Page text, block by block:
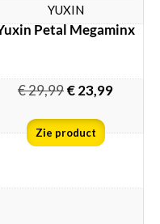
YUXIN
Petal Megaminx
€29,99€23,99
Zie product